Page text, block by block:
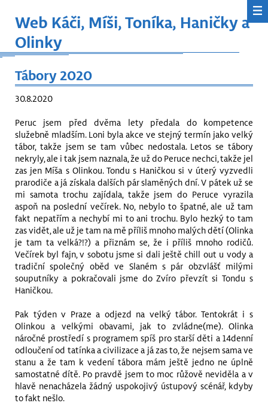
Web Káči, Míši, Toníka, Haničky a
Olinky
Tábory 2020
30.8.2020
Peruc jsem před dvěma lety předala do kompetence
služebně mladším. Loni byla akce ve stejný termín jako velký
tábor, takže jsem se tam vůbec nedostala. Letos se tábory
nekryly, ale i tak jsem naznala, že už do Peruce nechci, takže jel
zas jen Míša s Olinkou. Tondu s Haničkou si v úterý vyzvedli
prarodiče a já získala dalších pár slaměných dní. V pátek už se
mi samota trochu zajídala, takže jsem do Peruce vyrazila
aspoň na poslední večírek. No, nebylo to špatné, ale už tam
fakt nepatřím a nechybí mi to ani trochu. Bylo hezký to tam
zas vidět, ale už je tam na mě příliš mnoho malých dětí (Olinka
je tam ta velká?!?) a přiznám se, že i příliš mnoho rodičů.
Večírek byl fajn, v sobotu jsme si dali ještě chill out u vody a
tradiční společný oběd ve Slaném s pár obzvlášť milými
souputníky a pokračovali jsme do Zvíro převzít si Tondu s
Haničkou.
Pak týden v Praze a odjezd na velký tábor. Tentokrát i s
Olinkou a velkými obavami, jak to zvládne(me). Olinka
náročné prostředí s programem spíš pro starší děti a 14denní
odloučení od tatínka a civilizace a já zas to, že nejsem sama ve
stanu a že tam k vedení tábora mám ještě jedno ne úplně
samostatné dítě. Po pravdě jsem to moc růžově neviděla a v
hlavě nenacházela žádný uspokojivý ústupový scénář, kdyby
to fakt nešlo.